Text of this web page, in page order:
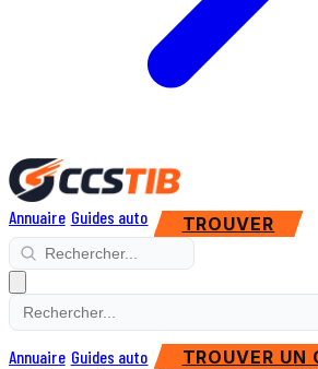
Annuaire Guides auto TROUVER
Annuaire Guides auto TROUVER UN